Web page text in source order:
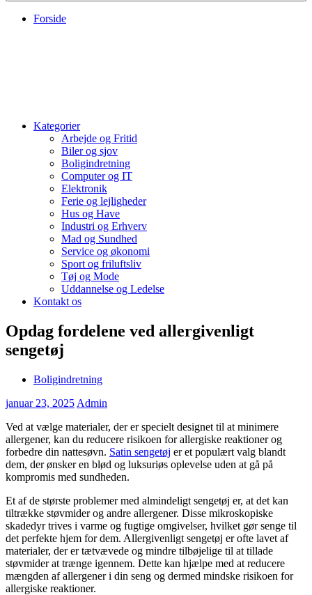
Forside
Kategorier
Arbejde og Fritid
Biler og sjov
Boligindretning
Computer og IT
Elektronik
Ferie og lejligheder
Hus og Have
Industri og Erhverv
Mad og Sundhed
Service og økonomi
Sport og friluftsliv
Tøj og Mode
Uddannelse og Ledelse
Kontakt os
Opdag fordelene ved allergivenligt
sengetøj
Boligindretning
januar 23, 2025 Admin
Ved at vælge materialer, der er specielt designet til at minimere
allergener, kan du reducere risikoen for allergiske reaktioner og
forbedre din nattesøvn. Satin sengetøj er et populært valg blandt
dem, der ønsker en blød og luksuriøs oplevelse uden at gå på
kompromis med sundheden.
Et af de største problemer med almindeligt sengetøj er, at det kan
tiltrække støvmider og andre allergener. Disse mikroskopiske
skadedyr trives i varme og fugtige omgivelser, hvilket gør senge til
det perfekte hjem for dem. Allergivenligt sengetøj er ofte lavet af
materialer, der er tætvævede og mindre tilbøjelige til at tillade
støvmider at trænge igennem. Dette kan hjælpe med at reducere
mængden af allergener i din seng og dermed mindske risikoen for
allergiske reaktioner.